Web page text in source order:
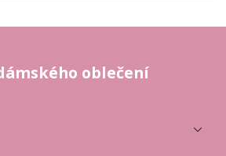
oblečení